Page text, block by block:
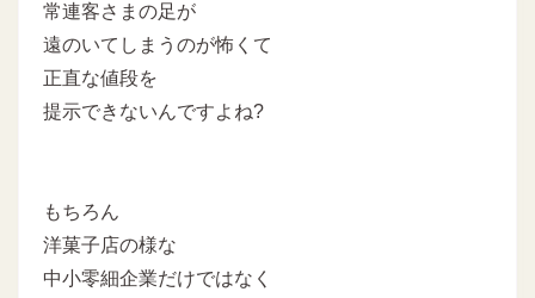
常連客さまの足が
遠のいてしまうのが怖くて
正直な値段を
提示できないんですよね?
もちろん
洋菓子店の様な
中小零細企業だけではなく